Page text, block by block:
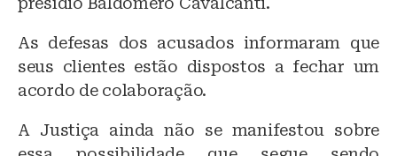
As defesas dos acusados informaram que
seus clientes estão dispostos a fechar um
acordo de colaboração.
A Justiça ainda não se manifestou sobre